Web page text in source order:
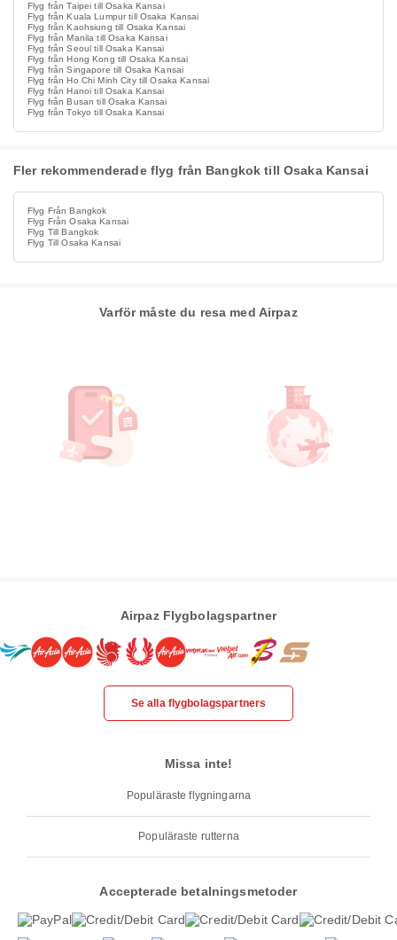
Flyg från Taipei till Osaka Kansai
Flyg från Kuala Lumpur till Osaka Kansai
Flyg från Kaohsiung till Osaka Kansai
Flyg från Manila till Osaka Kansai
Flyg från Seoul till Osaka Kansai
Flyg från Hong Kong till Osaka Kansai
Flyg från Singapore till Osaka Kansai
Flyg från Ho Chi Minh City till Osaka Kansai
Flyg från Hanoi till Osaka Kansai
Flyg från Busan till Osaka Kansai
Flyg från Tokyo till Osaka Kansai
Fler rekommenderade flyg från Bangkok till Osaka Kansai
Flyg Från Bangkok
Flyg Från Osaka Kansai
Flyg Till Bangkok
Flyg Till Osaka Kansai
Varför måste du resa med Airpaz
Airpaz Flygbolagspartner
Se alla flygbolagspartners
Missa inte!
Populäraste flygningarna
Populäraste rutterna
Accepterade betalningsmetoder